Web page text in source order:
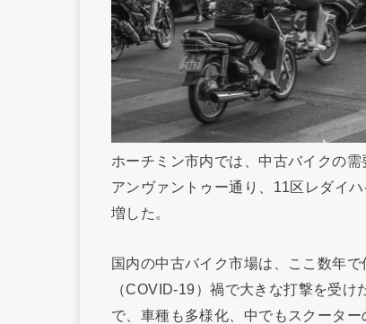
ホーチミン市内では、中古バイクの
アンヴァントゥー通り、11区レダイ
増した。
国内の中古バイク市場は、ここ数年
（COVID-19）禍で大きな打撃を受
で、車種も多様化、中でもスクーター